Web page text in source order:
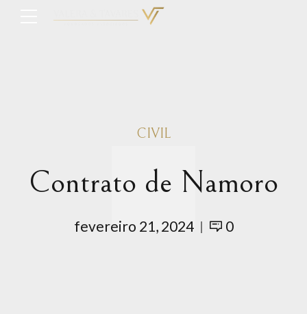
CIVIL
Contrato de Namoro
fevereiro 21, 2024 0